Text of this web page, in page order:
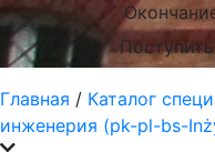
Поступить
Главная / Каталог
инженерия (pk-pl-bs-